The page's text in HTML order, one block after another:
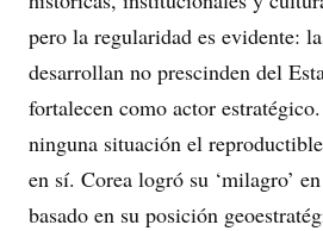
pero la regularidad es evidente:
desarrollan no prescinden del
fortalecen como actor
ninguna situación el
en sí. Corea logró su ‘milagro’
basado en su posición